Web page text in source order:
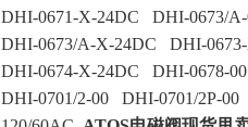
DHI-0671-X-24DC DHI-0673/
DHI-0673/A-X-24DC DHI-
DHI-0674-X-24DC DHI-0678-
DHI-0701/2-00 DHI-0701/2P-